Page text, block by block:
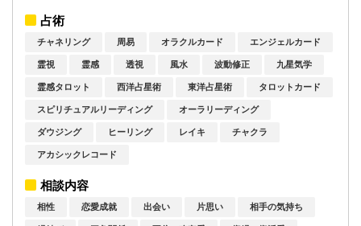
占術
チャネリング 周易 オラクルカード エンジェルカード
霊視 霊感 透視 風水 波動修正 九星気学
霊感タロット 西洋占星術 東洋占星術 タロットカード
スピリチュアルリーディング オーラリーディング
ダウジング ヒーリング レイキ チャクラ
アカシックレコード
相談内容
相性 恋愛成就 出会い 片思い 相手の気持ち